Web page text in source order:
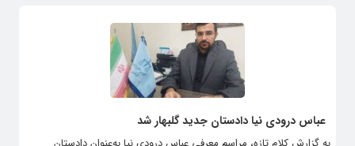
عباس درودی نیا دادستان جدید گلبهار شد